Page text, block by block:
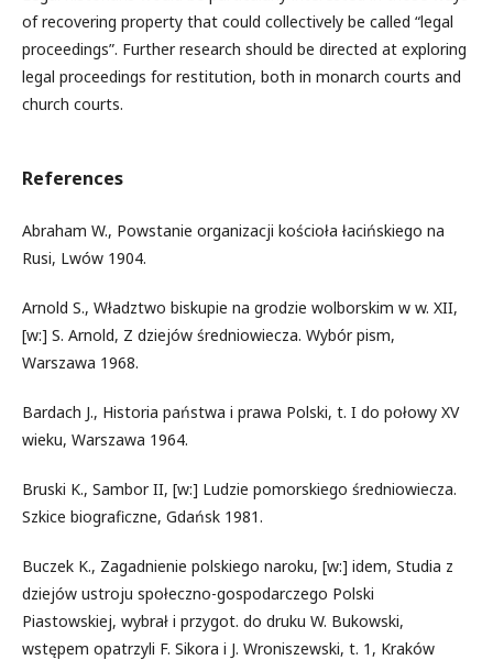
of recovering property that could collectively be called “legal
proceedings”. Further research should be directed at exploring
legal proceedings for restitution, both in monarch courts and
church courts.
References
Abraham W., Powstanie organizacji kościoła łacińskiego na
Rusi, Lwów 1904.
Arnold S., Władztwo biskupie na grodzie wolborskim w w. XII,
[w:] S. Arnold, Z dziejów średniowiecza. Wybór pism,
Warszawa 1968.
Bardach J., Historia państwa i prawa Polski, t. I do połowy XV
wieku, Warszawa 1964.
Bruski K., Sambor II, [w:] Ludzie pomorskiego średniowiecza.
Szkice biograficzne, Gdańsk 1981.
Buczek K., Zagadnienie polskiego naroku, [w:] idem, Studia z
dziejów ustroju społeczno-gospodarczego Polski
Piastowskiej, wybrał i przygot. do druku W. Bukowski,
wstępem opatrzyli F. Sikora i J. Wroniszewski, t. 1, Kraków